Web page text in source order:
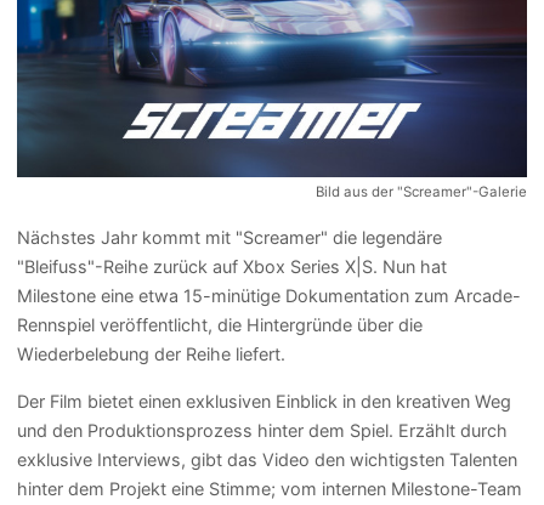
Bild aus der "Screamer"-Galerie
Nächstes Jahr kommt mit "Screamer" die legendäre
"Bleifuss"-Reihe zurück auf Xbox Series X|S. Nun hat
Milestone eine etwa 15-minütige Dokumentation zum Arcade-
Rennspiel veröffentlicht, die Hintergründe über die
Wiederbelebung der Reihe liefert.
Der Film bietet einen exklusiven Einblick in den kreativen Weg
und den Produktionsprozess hinter dem Spiel. Erzählt durch
exklusive Interviews, gibt das Video den wichtigsten Talenten
hinter dem Projekt eine Stimme; vom internen Milestone-Team